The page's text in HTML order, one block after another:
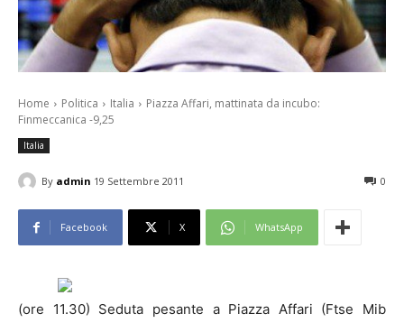
Home Politica Italia
Piazza Affari, mattinata da incubo:
Finmeccanica -9,25
Italia
By admin 19 Settembre 2011 0
Facebook X WhatsApp
(ore 11.30) Seduta pesante a Piazza Affari (Ftse Mib